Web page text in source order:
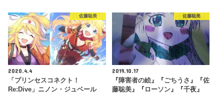
佐藤聡美
2020.4.4
「プリンセスコネクト！
Re:Dive」ニノン・ジュベール
佐藤聡美
2019.10.17
『障害者の絵』『ごちうさ』『佐
藤聡美』『ローソン』『千夜』